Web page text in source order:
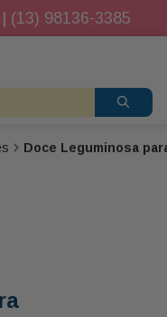
(13) 98136-3385
Doce Leguminosa